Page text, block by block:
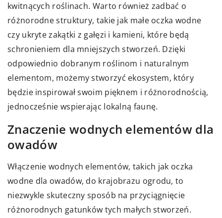
kwitnących roślinach. Warto również zadbać o
różnorodne struktury, takie jak małe oczka wodne
czy ukryte zakątki z gałęzi i kamieni, które będą
schronieniem dla mniejszych stworzeń. Dzięki
odpowiednio dobranym roślinom i naturalnym
elementom, możemy stworzyć ekosystem, który
będzie inspirował swoim pięknem i różnorodnością,
jednocześnie wspierając lokalną faunę.
Znaczenie wodnych elementów dla
owadów
Włączenie wodnych elementów, takich jak oczka
wodne dla owadów, do krajobrazu ogrodu, to
niezwykle skuteczny sposób na przyciągnięcie
różnorodnych gatunków tych małych stworzeń.